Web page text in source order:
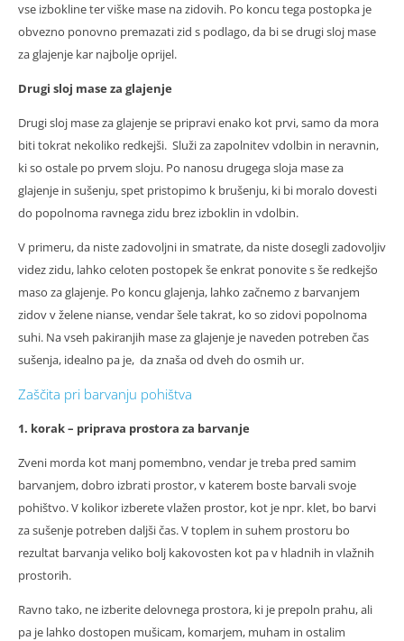
vse izbokline ter viške mase na zidovih. Po koncu tega postopka je
obvezno ponovno premazati zid s podlago, da bi se drugi sloj mase
za glajenje kar najbolje oprijel.
Drugi sloj mase za glajenje
Drugi sloj mase za glajenje se pripravi enako kot prvi, samo da mora
biti tokrat nekoliko redkejši. Služi za zapolnitev vdolbin in neravnin,
ki so ostale po prvem sloju. Po nanosu drugega sloja mase za
glajenje in sušenju, spet pristopimo k brušenju, ki bi moralo dovesti
do popolnoma ravnega zidu brez izboklin in vdolbin.
V primeru, da niste zadovoljni in smatrate, da niste dosegli zadovoljiv
videz zidu, lahko celoten postopek še enkrat ponovite s še redkejšo
maso za glajenje. Po koncu glajenja, lahko začnemo z barvanjem
zidov v želene nianse, vendar šele takrat, ko so zidovi popolnoma
suhi. Na vseh pakiranjih mase za glajenje je naveden potreben čas
sušenja, idealno pa je, da znaša od dveh do osmih ur.
Zaščita pri barvanju pohištva
1. korak – priprava prostora za barvanje
Zveni morda kot manj pomembno, vendar je treba pred samim
barvanjem, dobro izbrati prostor, v katerem boste barvali svoje
pohištvo. V kolikor izberete vlažen prostor, kot je npr. klet, bo barvi
za sušenje potreben daljši čas. V toplem in suhem prostoru bo
rezultat barvanja veliko bolj kakovosten kot pa v hladnih in vlažnih
prostorih.
Ravno tako, ne izberite delovnega prostora, ki je prepoln prahu, ali
pa je lahko dostopen mušicam, komarjem, muham in ostalim